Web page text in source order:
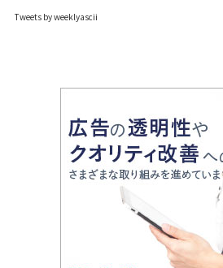
Tweets by weeklyascii